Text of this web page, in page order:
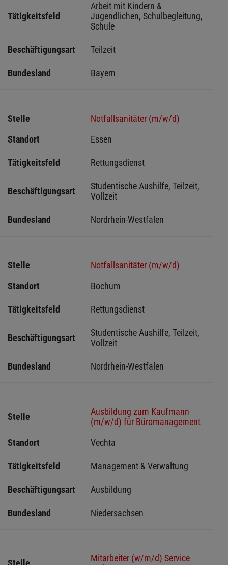
Tätigkeitsfeld
Arbeit mit Kindern &
Jugendlichen, Schulbegleitung,
Schule
Beschäftigungsart Teilzeit
Bundesland Bayern
Stelle
Notfallsanitäter (m/w/d)
Standort
Essen
Tätigkeitsfeld Rettungsdienst
Beschäftigungsart
Studentische Aushilfe, Teilzeit,
Vollzeit
Bundesland Nordrhein-Westfalen
Stelle
Notfallsanitäter (m/w/d)
Standort
Bochum
Tätigkeitsfeld Rettungsdienst
Beschäftigungsart
Studentische Aushilfe, Teilzeit,
Vollzeit
Bundesland Nordrhein-Westfalen
Stelle
Ausbildung zum Kaufmann
(m/w/d) für Büromanagement
Standort
Vechta
Tätigkeitsfeld Management & Verwaltung
Beschäftigungsart Ausbildung
Bundesland Niedersachsen
Mitarbeiter (w/m/d) Service